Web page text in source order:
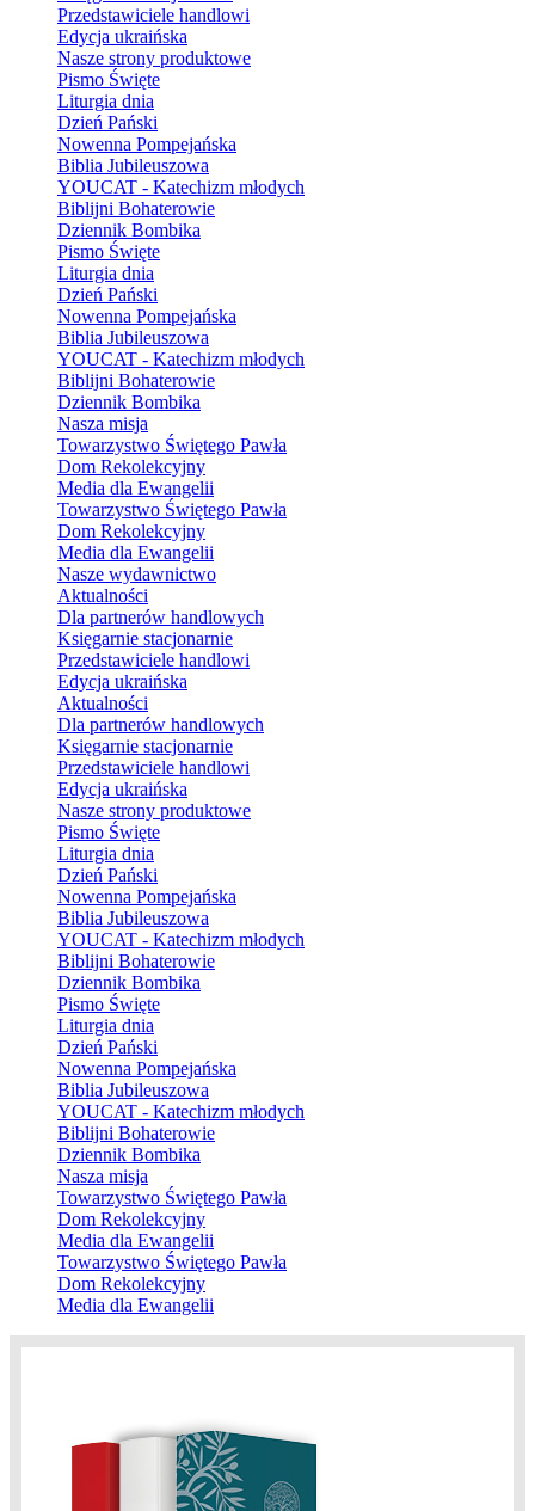
Przedstawiciele handlowi
Edycja ukraińska
Nasze strony produktowe
Pismo Święte
Liturgia dnia
Dzień Pański
Nowenna Pompejańska
Biblia Jubileuszowa
YOUCAT - Katechizm młodych
Biblijni Bohaterowie
Dziennik Bombika
Pismo Święte
Liturgia dnia
Dzień Pański
Nowenna Pompejańska
Biblia Jubileuszowa
YOUCAT - Katechizm młodych
Biblijni Bohaterowie
Dziennik Bombika
Nasza misja
Towarzystwo Świętego Pawła
Dom Rekolekcyjny
Media dla Ewangelii
Towarzystwo Świętego Pawła
Dom Rekolekcyjny
Media dla Ewangelii
Nasze wydawnictwo
Aktualności
Dla partnerów handlowych
Księgarnie stacjonarnie
Przedstawiciele handlowi
Edycja ukraińska
Aktualności
Dla partnerów handlowych
Księgarnie stacjonarnie
Przedstawiciele handlowi
Edycja ukraińska
Nasze strony produktowe
Pismo Święte
Liturgia dnia
Dzień Pański
Nowenna Pompejańska
Biblia Jubileuszowa
YOUCAT - Katechizm młodych
Biblijni Bohaterowie
Dziennik Bombika
Pismo Święte
Liturgia dnia
Dzień Pański
Nowenna Pompejańska
Biblia Jubileuszowa
YOUCAT - Katechizm młodych
Biblijni Bohaterowie
Dziennik Bombika
Nasza misja
Towarzystwo Świętego Pawła
Dom Rekolekcyjny
Media dla Ewangelii
Towarzystwo Świętego Pawła
Dom Rekolekcyjny
Media dla Ewangelii